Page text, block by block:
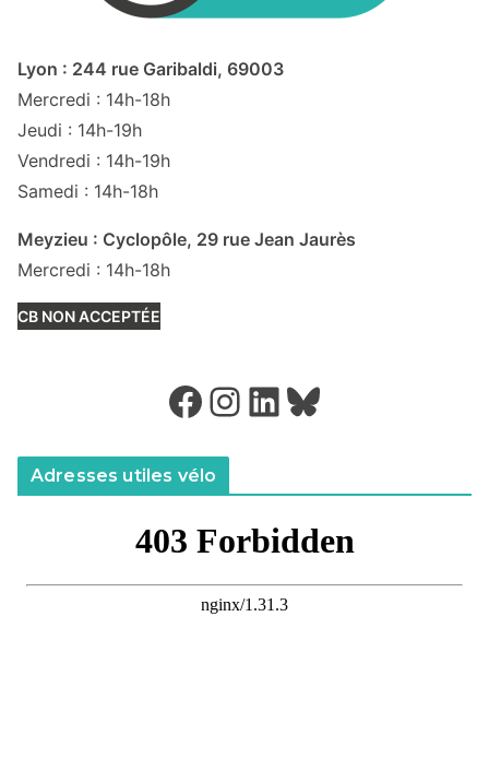
Lyon : 244 rue Garibaldi, 69003
Mercredi : 14h-18h
Jeudi : 14h-19h
Vendredi : 14h-19h
Samedi : 14h-18h
Meyzieu : Cyclopôle, 29 rue Jean Jaurès
Mercredi : 14h-18h
CB NON ACCEPTÉE
Facebook Instagram LinkedIn Bluesky
Adresses utiles vélo